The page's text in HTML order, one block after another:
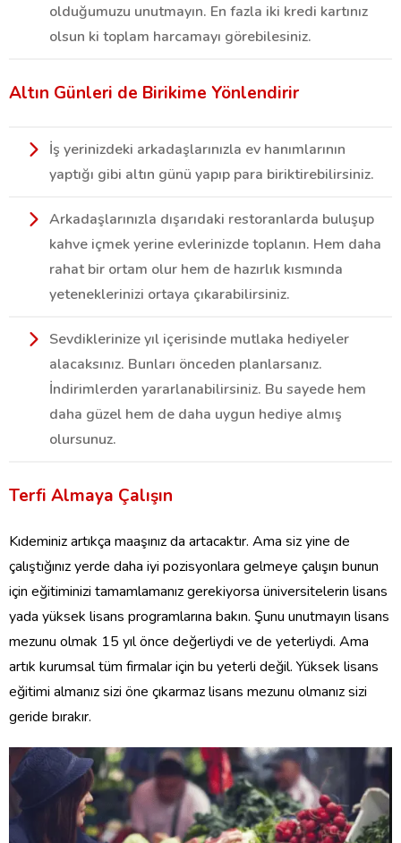
olduğumuzu unutmayın. En fazla iki kredi kartınız
olsun ki toplam harcamayı görebilesiniz.
Altın Günleri de Birikime Yönlendirir
İş yerinizdeki arkadaşlarınızla ev hanımlarının
yaptığı gibi altın günü yapıp para biriktirebilirsiniz.
Arkadaşlarınızla dışarıdaki restoranlarda buluşup
kahve içmek yerine evlerinizde toplanın. Hem daha
rahat bir ortam olur hem de hazırlık kısmında
yeteneklerinizi ortaya çıkarabilirsiniz.
Sevdiklerinize yıl içerisinde mutlaka hediyeler
alacaksınız. Bunları önceden planlarsanız.
İndirimlerden yararlanabilirsiniz. Bu sayede hem
daha güzel hem de daha uygun hediye almış
olursunuz.
Terfi Almaya Çalışın
Kıdeminiz artıkça maaşınız da artacaktır. Ama siz yine de
çalıştığınız yerde daha iyi pozisyonlara gelmeye çalışın bunun
için eğitiminizi tamamlamanız gerekiyorsa üniversitelerin lisans
yada yüksek lisans programlarına bakın. Şunu unutmayın lisans
mezunu olmak 15 yıl önce değerliydi ve de yeterliydi. Ama
artık kurumsal tüm firmalar için bu yeterli değil. Yüksek lisans
eğitimi almanız sizi öne çıkarmaz lisans mezunu olmanız sizi
geride bırakır.